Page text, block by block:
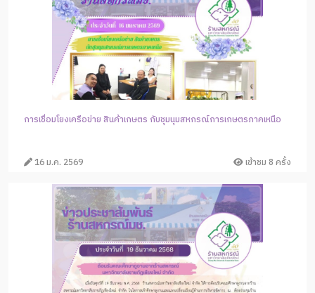
การเชื่อมโยงเครือข่าย สินค้าเกษตร กับชุมนุมสหกรณ์การเกษตรภาคเหนือ
16 ม.ค. 2569 เข้าชม 8 ครั้ง